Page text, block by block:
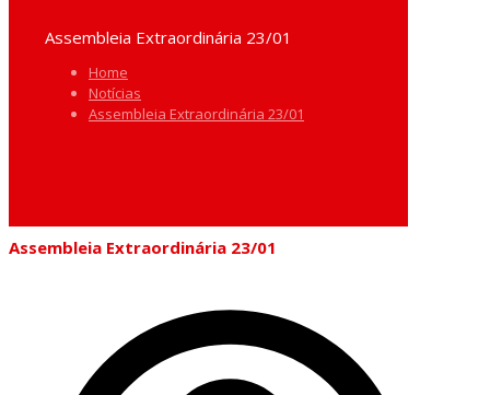
Assembleia Extraordinária 23/01
Home
Notícias
Assembleia Extraordinária 23/01
Assembleia Extraordinária 23/01